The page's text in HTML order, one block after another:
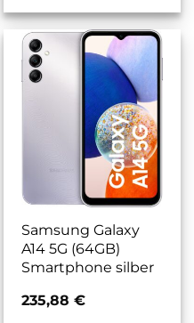
Samsung Galaxy
A14 5G (64GB)
Smartphone silber
235,88 €